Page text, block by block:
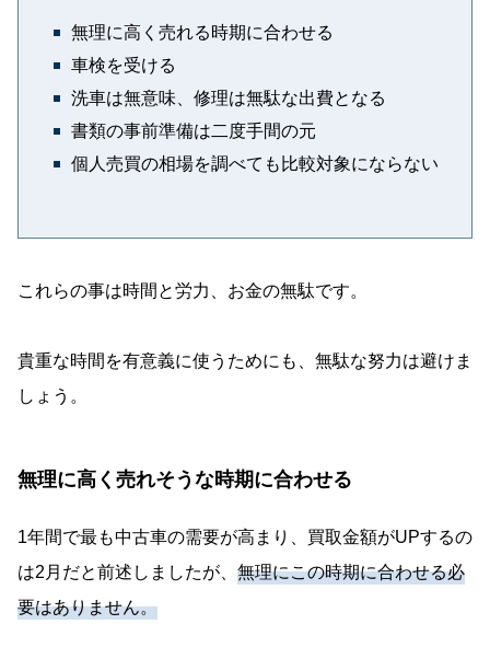
無理に高く売れる時期に合わせる
車検を受ける
洗車は無意味、修理は無駄な出費となる
書類の事前準備は二度手間の元
個人売買の相場を調べても比較対象にならない
これらの事は時間と労力、お金の無駄です。
貴重な時間を有意義に使うためにも、無駄な努力は避けま
しょう。
無理に高く売れそうな時期に合わせる
1年間で最も中古車の需要が高まり、買取金額がUPするの
は2月だと前述しましたが、 無理にこの時期に合わせる必
要はありません。